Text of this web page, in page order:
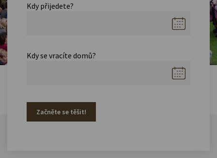
Kdy přijedete?
Kdy se vracíte domů?
Začněte se těšit!